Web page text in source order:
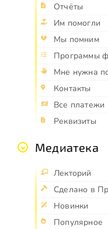
Отчёты
Им помогли
Мы помним
Программы
Мне нужна
Контакты
Все платежи
Реквизиты
Медиатека
Лекторий
Сделано в
Новинки
Популярное